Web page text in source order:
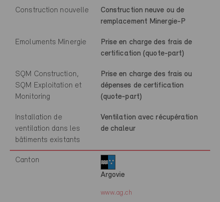
Construction nouvelle
Construction neuve ou de
remplacement Minergie-P
Emoluments Minergie
Prise en charge des frais de
certification (quote-part)
SQM Construction,
SQM Exploitation et
Monitoring
Prise en charge des frais ou
dépenses de certification
(quote-part)
Installation de
ventilation dans les
bâtiments existants
Ventilation avec récupération
de chaleur
Canton
Argovie
www.ag.ch